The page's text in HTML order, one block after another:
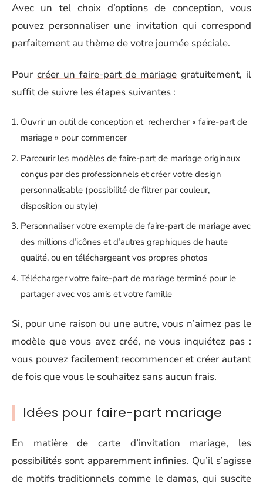
Avec un tel choix d’options de conception, vous
pouvez personnaliser une invitation qui correspond
parfaitement au thème de votre journée spéciale.
Pour créer un faire-part de mariage gratuitement, il
suffit de suivre les étapes suivantes :
Ouvrir un outil de conception et rechercher « faire-part de
mariage » pour commencer
Parcourir les modèles de faire-part de mariage originaux
conçus par des professionnels et créer votre design
personnalisable (possibilité de filtrer par couleur,
disposition ou style)
Personnaliser votre exemple de faire-part de mariage avec
des millions d’icônes et d’autres graphiques de haute
qualité, ou en téléchargeant vos propres photos
Télécharger votre faire-part de mariage terminé pour le
partager avec vos amis et votre famille
Si, pour une raison ou une autre, vous n’aimez pas le
modèle que vous avez créé, ne vous inquiétez pas :
vous pouvez facilement recommencer et créer autant
de fois que vous le souhaitez sans aucun frais.
Idées pour faire-part mariage
En matière de carte d’invitation mariage, les
possibilités sont apparemment infinies. Qu’il s’agisse
de motifs traditionnels comme le damas, qui suscite